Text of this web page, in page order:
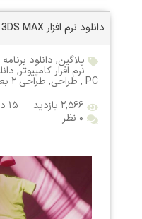
دانلود نرم افزار Dynamo Cloth v1.1.2 for 3DS MAX
پلاگین, دانلود
نرم افزار کامپیوتر,
PC
,طراحی, طراحی ۲ بعدی
۲,۵۶۶ بازدید
۱۵ دی ۱۳۹۹
۰ نظر